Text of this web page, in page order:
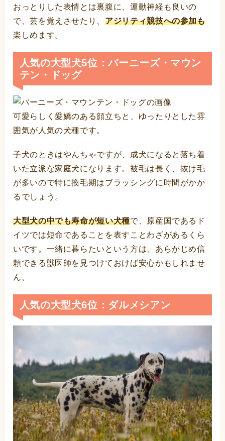
おっとりした表情とは裏腹に、運動神経も良いの
で、芸を覚えさせたり、アジリティ競技への参加も
楽しめます。
人気の大型犬5位：バーニーズ・マウン
テン・ドッグ
可愛らしく愛嬌のある顔立ちと、ゆったりとした雰
囲気が人気の犬種です。
子犬のときはやんちゃですが、成犬になると落ち着
いた立派な家庭犬になります。被毛は長く、抜け毛
が多いので特に換毛期はブラッシングに時間がかか
るでしょう。
大型犬の中でも寿命が短い犬種で、原産国であるド
イツでは短命であることを表すことわざがあるくら
いです。一緒に暮らたいという方は、あらかじめ信
頼できる獣医師を見つけておけば安心かもしれませ
ん。
人気の大型犬6位：ダルメシアン